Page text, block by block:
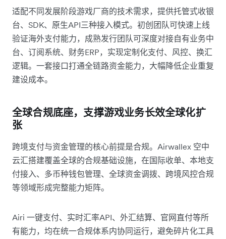
适配不同发展阶段游戏厂商的技术需求，提供托管式收银
台、SDK、原生API三种接入模式。初创团队可快速上线
验证海外支付能力，成熟发行团队可深度对接自有业务中
台、订阅系统、财务ERP，实现定制化支付、风控、换汇
逻辑。一套接口打通全链路资金能力，大幅降低企业重复
建设成本。
全球合规底座，支撑游戏业务长效全球化扩
张
跨境支付与资金管理的核心前提是合规。Airwallex 空中
云汇搭建覆盖全球的合规基础设施，在国际收单、本地支
付接入、多币种钱包管理、全球资金调拨、跨境风控合规
等领域形成完整能力矩阵。
Airi 一键支付、实时汇率API、外汇结算、官网直付等所
有能力，均在统一合规体系内协同运行，避免碎片化工具